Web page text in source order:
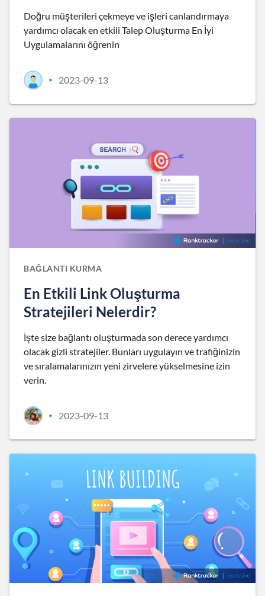
Doğru müşterileri çekmeye ve işleri canlandırmaya
yardımcı olacak en etkili Talep Oluşturma En İyi
Uygulamalarını öğrenin
• 2023-09-13
BAĞLANTI KURMA
En Etkili Link Oluşturma
Stratejileri Nelerdir?
İşte size bağlantı oluşturmada son derece yardımcı
olacak gizli stratejiler. Bunları uygulayın ve trafiğinizin
ve sıralamalarınızın yeni zirvelere yükselmesine izin
verin.
• 2023-09-13